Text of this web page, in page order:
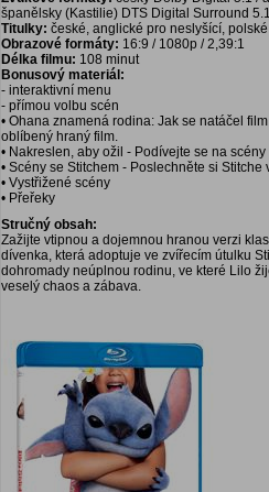
španělsky (Kastilie) DTS Digital Surround
Titulky: české, anglické pro neslyšící,
Obrazové formáty: 16:9 / 1080p / 2,39:1
Délka filmu: 108 minut
Bonusový materiál:
- interaktivní menu
- přímou volbu scén
• Ohana znamená rodina: Jak se natáčel
oblíbený hraný film.
• Nakreslen, aby ožil - Podívejte se na
• Scény se Stitchem - Poslechněte si
• Vystřižené scény
• Přeřeky
Stručný obsah:
Zažijte vtipnou a dojemnou hranou verzi
dívenka, která adoptuje ve zvířecím útulku
dohromady neúplnou rodinu, ve které Lilo
veselý chaos a zábava.